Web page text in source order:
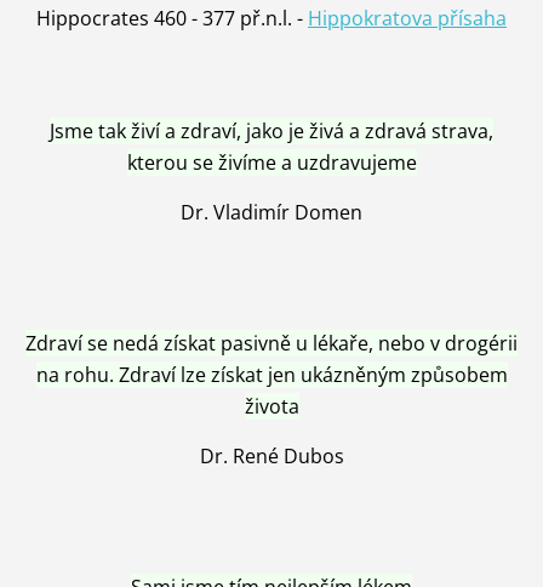
Hippocrates 460 - 377 př.n.l. - Hippokratova přísaha
Jsme tak živí a zdraví, jako je živá a zdravá strava,
kterou se živíme a uzdravujeme
Dr. Vladimír Domen
Zdraví se nedá získat pasivně u lékaře, nebo v drogérii
na rohu. Zdraví lze získat jen ukázněným způsobem
života
Dr. René Dubos